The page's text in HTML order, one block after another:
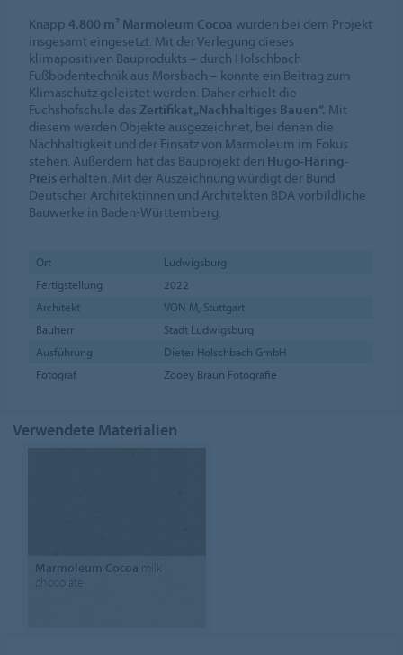
Knapp4.800 m² Marmoleum Cocoa wurden bei dem Projekt
insgesamt eingesetzt. Mit der Verlegung dieses
klimapositiven Bauprodukts – durch Holschbach
Fußbodentechnik aus Morsbach – konnte ein Beitrag zum
Klimaschutz geleistet werden. Daher erhielt die
Fuchshofschule das Zertifikat „Nachhaltiges Bauen“. Mit
diesem werden Objekte ausgezeichnet, bei denen die
Nachhaltigkeit und der Einsatz von Marmoleum im Fokus
stehen. Außerdem hat das Bauprojekt den Hugo-Häring-
Preis erhalten. Mit der Auszeichnung würdigt der Bund
Deutscher Architektinnen und Architekten BDA vorbildliche
Bauwerke in Baden-Württemberg.
Ort
Ludwigsburg
Fertigstellung
2022
Architekt
VON M, Stuttgart
Bauherr
Stadt Ludwigsburg
Ausführung
Dieter Holschbach GmbH
Fotograf
Zooey Braun Fotografie
Verwendete Materialien
Marmoleum Cocoa milk
chocolate